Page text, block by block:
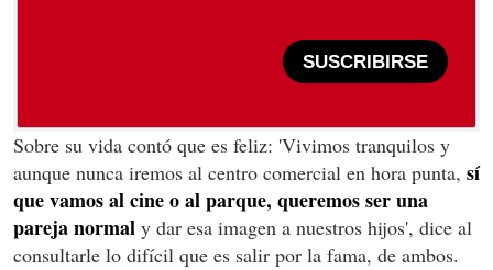
SUSCRIBIRSE
Sobre su vida contó que es feliz: 'Vivimos tranquilos y
aunque nunca iremos al centro comercial en hora punta, sí
que vamos al cine o al parque, queremos ser una
pareja normal y dar esa imagen a nuestros hijos', dice al
consultarle lo difícil que es salir por la fama, de ambos.